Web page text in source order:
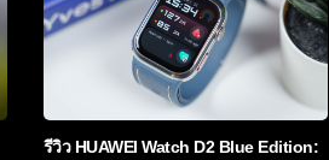
รีวิว HUAWEI Watch D2 Blue Edition: